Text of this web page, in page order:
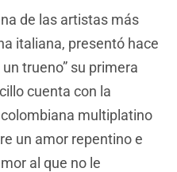
de las artistas más
italiana, presentó hace
trueno” su primera
cuenta con la
multiplatino
un amor repentino e
al que no le